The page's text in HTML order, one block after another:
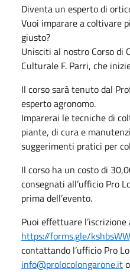
Diventa un esperto di
Vuoi imparare a coltivare
giusto?
Unisciti al nostro Corso di
Culturale F. Parri, che
Il corso sarà tenuto dal
esperto agronomo.
Imparerai le tecniche di
piante, di cura e
suggerimenti pratici per
Il corso ha un costo di
consegnati all’ufficio Pro
prima dell’evento.
Puoi effettuare
https://forms.gle/
contattando l’ufficio Pro
info@prolocolongarone.it